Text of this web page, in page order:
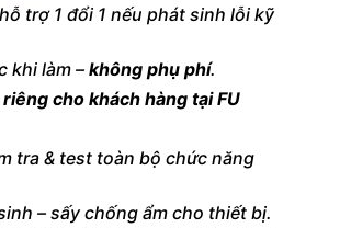
trợ 1 đổi 1 nếu phát sinh lỗi kỹ
khi làm – không phụ phí.
cho khách hàng tại FU
tra & test toàn bộ chức năng
– sấy chống ẩm cho thiết bị.